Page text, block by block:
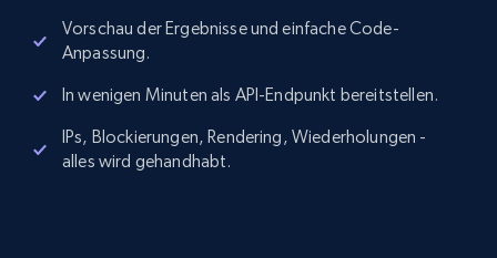
Vorschau der Ergebnisse und einfache Code-
Anpassung.
In wenigen Minuten als API-Endpunkt bereitstellen.
IPs, Blockierungen, Rendering, Wiederholungen -
alles wird gehandhabt.